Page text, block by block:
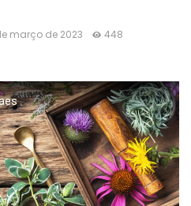
março de 2023
448